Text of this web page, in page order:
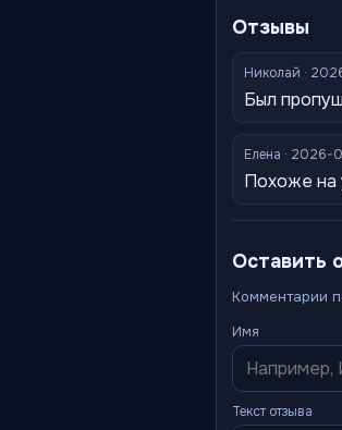
Отзывы
Николай ·
Был
Елена · 2026-
Похоже на
Оставить
Комментарии
Имя
Текст отзыва